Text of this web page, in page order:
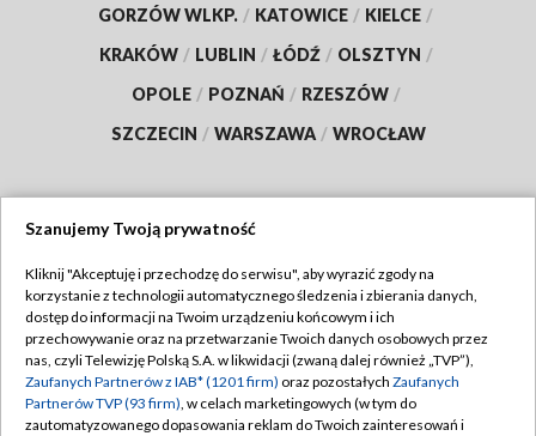
GORZÓW WLKP. / KATOWICE / KIELCE /
KRAKÓW / LUBLIN / ŁÓDŹ / OLSZTYN /
OPOLE / POZNAŃ / RZESZÓW /
SZCZECIN / WARSZAWA / WROCŁAW
TVP
Abonament TVP
Emisja w TVP
Centrum informacji TVP
Regulamin TVP
Polityka prywatności
Moje zgody
Szanujemy Twoją prywatność
Kliknij "Akceptuję i przechodzę do serwisu", aby wyrazić zgody na
korzystanie z technologii automatycznego śledzenia i zbierania danych,
dostęp do informacji na Twoim urządzeniu końcowym i ich
przechowywanie oraz na przetwarzanie Twoich danych osobowych przez
nas, czyli Telewizję Polską S.A. w likwidacji (zwaną dalej również „TVP”),
Zaufanych Partnerów z IAB* (1201 firm) oraz pozostałych Zaufanych
Partnerów TVP (93 firm), w celach marketingowych (w tym do
zautomatyzowanego dopasowania reklam do Twoich zainteresowań i